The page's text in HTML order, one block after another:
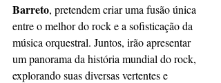
Barreto, pretendem criar uma fusão única
entre o melhor do rock e a sofisticação da
música orquestral. Juntos, irão apresentar
um panorama da história mundial do rock,
explorando suas diversas vertentes e